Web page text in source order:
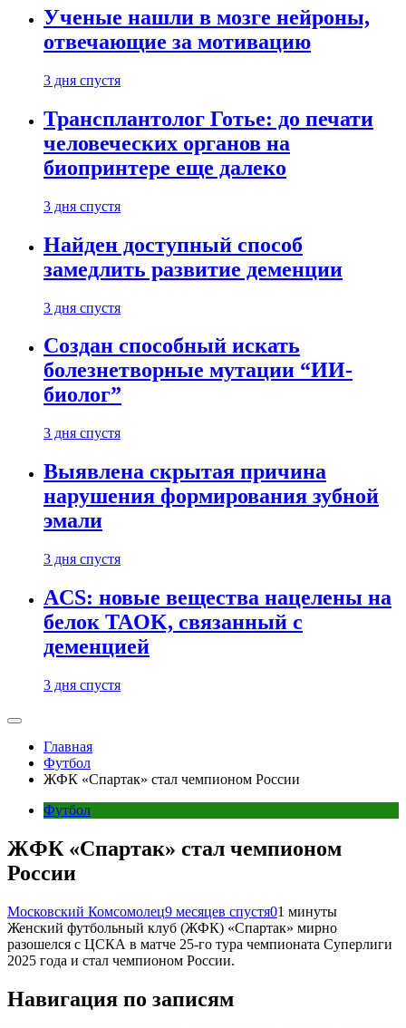
Ученые нашли в мозге нейроны,
отвечающие за мотивацию
3 дня спустя
Трансплантолог Готье: до печати
человеческих органов на
биопринтере еще далеко
3 дня спустя
Найден доступный способ
замедлить развитие деменции
3 дня спустя
Создан способный искать
болезнетворные мутации “ИИ-
биолог”
3 дня спустя
Выявлена скрытая причина
нарушения формирования зубной
эмали
3 дня спустя
ACS: новые вещества нацелены на
белок TAOK, связанный с
деменцией
3 дня спустя
Главная
Футбол
ЖФК «Спартак» стал чемпионом России
Футбол
ЖФК «Спартак» стал чемпионом
России
Московский Комсомолец9 месяцев спустя01 минуты
Женский футбольный клуб (ЖФК) «Спартак» мирно
разошелся с ЦСКА в матче 25-го тура чемпионата Суперлиги
2025 года и стал чемпионом России.
Навигация по записям